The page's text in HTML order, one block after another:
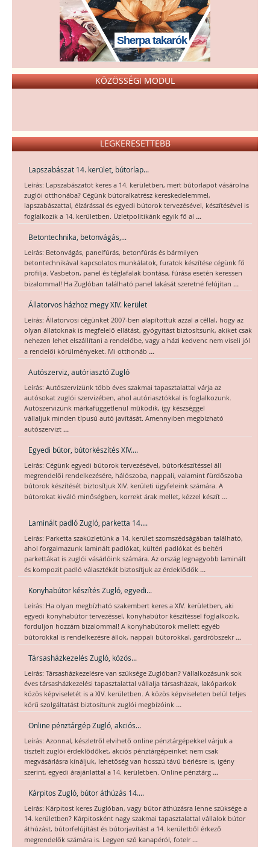
Sherpa takarók
KÖZÖSSÉGI MODUL
LEGKERESETTEBB
Lapszabászat 14. kerület, bútorlap...
Leírás: Lapszabászatot keres a 14. kerületben, mert bútorlapot vásárolna
zuglói otthonába? Cégünk bútoralkatrész kereskedelemmel,
lapszabászattal, élzárással és egyedi bútorok tervezésével, készítésével is
foglalkozik a 14. kerületben. Üzletpolitikánk egyik fő al ...
Betontechnika, betonvágás,...
Leírás: Betonvágás, panelfúrás, betonfúrás és bármilyen
betontechnikával kapcsolatos munkálatok, furatok készítése cégünk fő
profilja. Vasbeton, panel és téglafalak bontása, fúrása esetén keressen
bizalommal! Ha Zuglóban található panel lakását szeretné felújítan ...
Állatorvos házhoz megy XIV. kerület
Leírás: Állatorvosi cégünket 2007-ben alapítottuk azzal a céllal, hogy az
olyan állatoknak is megfelelő ellátást, gyógyítást biztosítsunk, akiket csak
nehezen lehet elszállítani a rendelőbe, vagy a házi kedvenc nem viseli jól
a rendelői körülményeket. Mi otthonáb ...
Autószerviz, autóriasztó Zugló
Leírás: Autószervizünk több éves szakmai tapasztalattal várja az
autósokat zuglói szervizében, ahol autóriasztókkal is foglalkozunk.
Autószervizünk márkafüggetlenül működik, így készséggel
vállaljuk minden típusú autó javítását. Amennyiben megbízható
autószervizt ...
Egyedi bútor, bútorkészítés XIV....
Leírás: Cégünk egyedi bútorok tervezésével, bútorkészítéssel áll
megrendelői rendelkezésére, hálószoba, nappali, valamint fürdőszoba
bútorok készítését biztosítjuk XIV. kerületi ügyfeleink számára. A
bútorokat kiváló minőségben, korrekt árak mellet, kézzel készít ...
Laminált padló Zugló, parketta 14....
Leírás: Parketta szaküzletünk a 14. kerület szomszédságában található,
ahol forgalmazunk laminált padlókat, kültéri padlókat és beltéri
parkettákat is zuglói vásárlóink számára. Az ország legnagyobb laminált
és kompozit padló választékát biztosítjuk az érdeklődők ...
Konyhabútor készítés Zugló, egyedi...
Leírás: Ha olyan megbízható szakembert keres a XIV. kerületben, aki
egyedi konyhabútor tervezéssel, konyhabútor készítéssel foglalkozik,
forduljon hozzám bizalommal! A konyhabútorok mellett egyéb
bútorokkal is rendelkezésre állok, nappali bútorokkal, gardróbszekr...
Társasházkezelés Zugló, közös...
Leírás: Társasházkezelésre van szüksége Zuglóban? Vállalkozásunk sok
éves társasházkezelési tapasztalattal vállalja társasházak, lakóparkok
közös képviseletét is a XIV. kerületben. A közös képviseleten belül teljes
körű szolgáltatást biztosítunk zuglói megbízóink ...
Online pénztárgép Zugló, akciós...
Leírás: Azonnal, készletről elvihető online pénztárgépekkel várjuk a
tisztelt zuglói érdeklődőket, akciós pénztárgépeinket nem csak
megvásárlásra kínáljuk, lehetőség van hosszú távú bérlésre is, igény
szerint, egyedi árajánlattal a 14. kerületben. Online pénztárg ...
Kárpitos Zugló, bútor áthúzás 14....
Leírás: Kárpitost keres Zuglóban, vagy bútor áthúzásra lenne szüksége a
14. kerületben? Kárpitosként nagy szakmai tapasztalattal vállalok bútor
áthúzást, bútorfelújítást és bútorjavítást a 14. kerületből érkező
megrendelők számára is. Legyen szó kanapéról, fotelr...